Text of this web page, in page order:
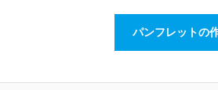
パンフレットの